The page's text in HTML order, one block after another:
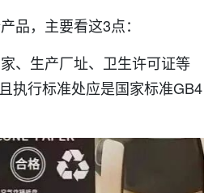
品，主要看这3点：
、生产厂址、卫生许可证等
执行标准处应是国家标准GB4